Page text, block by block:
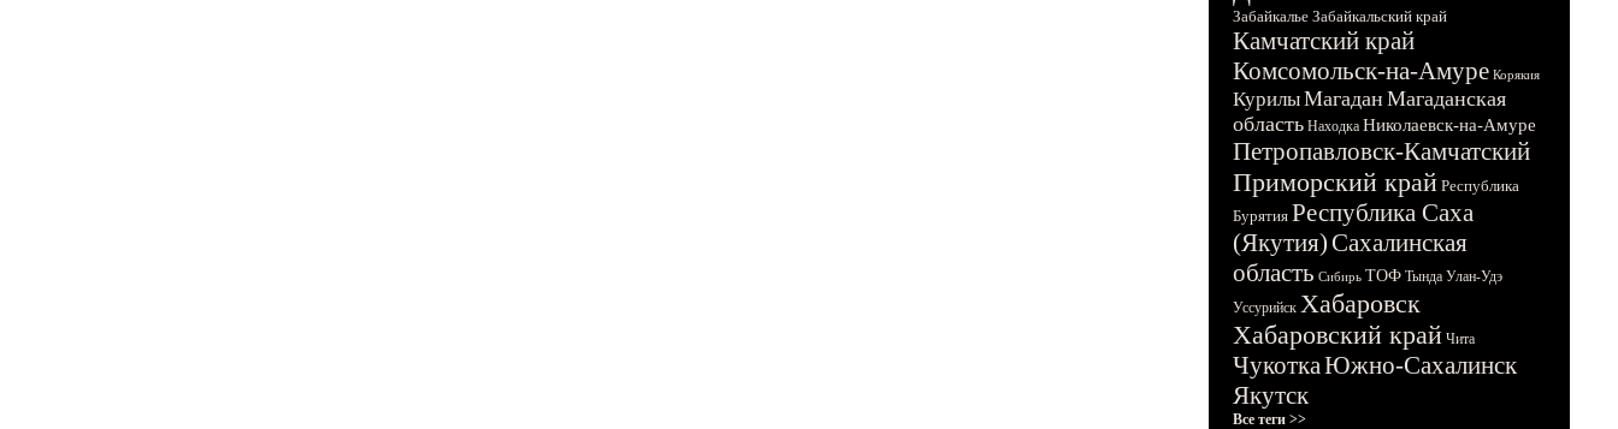
Забайкалье Забайкальский край
Камчатский край
Комсомольск-на-Амуре Корякия
КурилыМагадан Магаданская
область Находка Николаевск-на-Амуре
Петропавловск-Камчатский
Приморский край Республика
Бурятия Республика Саха
(Якутия)Сахалинская
область Сибирь ТОФ Тында Улан-Удэ
Уссурийск Хабаровск
Хабаровский край Чита
ЧукоткаЮжно-Сахалинск
Якутск
Все теги >>